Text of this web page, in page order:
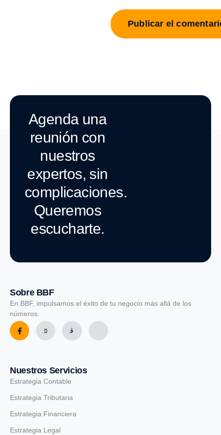
Agenda una
reunión con
nuestros
expertos, sin
complicaciones.
Queremos
escucharte.
Sobre BBF
En BBF, impulsamos el éxito de tu negocio más allá de los
números.
Nuestros Servicios
Estrategia Contable
Estrategia Tributaria
Estrategia Financiera
Estrategia Legal